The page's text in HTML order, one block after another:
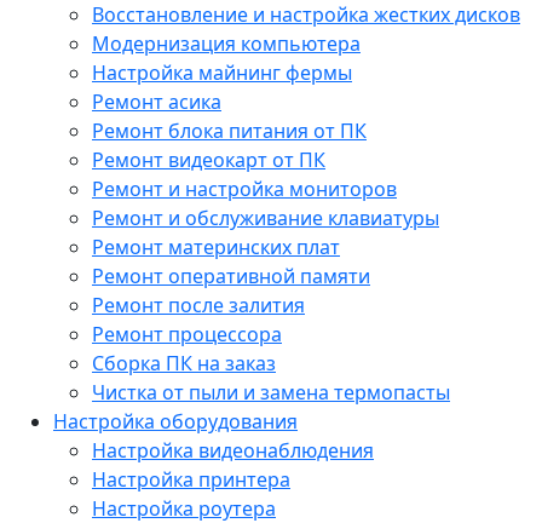
Восстановление и настройка жестких дисков
Модернизация компьютера
Настройка майнинг фермы
Ремонт асика
Ремонт блока питания от ПК
Ремонт видеокарт от ПК
Ремонт и настройка мониторов
Ремонт и обслуживание клавиатуры
Ремонт материнских плат
Ремонт оперативной памяти
Ремонт после залития
Ремонт процессора
Сборка ПК на заказ
Чистка от пыли и замена термопасты
Настройка оборудования
Настройка видеонаблюдения
Настройка принтера
Настройка роутера